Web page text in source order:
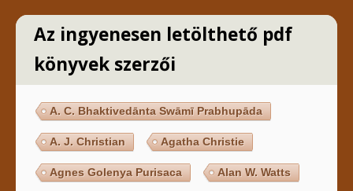
Az ingyenesen letölthető pdf
könyvek szerzői
A. C. Bhaktivedānta Swāmī Prabhupāda
A. J. Christian Agatha Christie
Agnes Golenya Purisaca Alan W. Watts